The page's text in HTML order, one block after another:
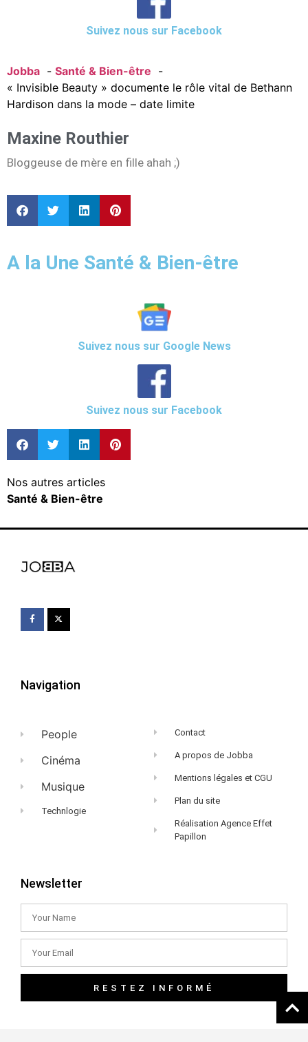
Suivez nous sur Facebook
Jobba
Santé & Bien-être
« Invisible Beauty » documente le rôle vital de Bethann
Hardison dans la mode – date limite
Maxine Routhier
Bloggeuse de mère en fille ahah ;)
A la Une Santé & Bien-être
Suivez nous sur Google News
Suivez nous sur Facebook
Nos autres articles
Santé & Bien-être
Navigation
People
Cinéma
Musique
Technlogie
Contact
A propos de Jobba
Mentions légales et CGU
Plan du site
Réalisation Agence Effet
Papillon
Newsletter
RESTEZ INFORMÉ